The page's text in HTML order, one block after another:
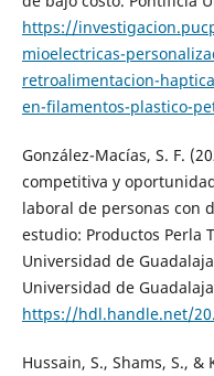
https://
mioelectricas-
retroalimentacion-
en-filamentos-plastico-
González-Macías, S. F.
competitiva y
laboral de personas con
estudio: Productos Perla
Universidad de
Universidad de
https://hdl.handle.net/
Hussain, S., Shams, S., &